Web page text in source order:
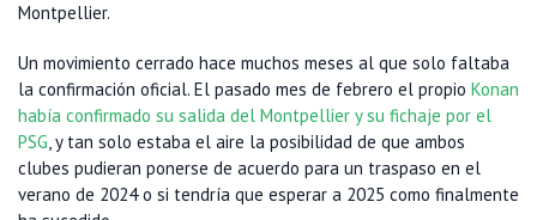
Montpellier.
Un movimiento cerrado hace muchos meses al que solo faltaba
la confirmación oficial. El pasado mes de febrero el propio Konan
había confirmado su salida del Montpellier y su fichaje por el
PSG, y tan solo estaba el aire la posibilidad de que ambos
clubes pudieran ponerse de acuerdo para un traspaso en el
verano de 2024 o si tendría que esperar a 2025 como finalmente